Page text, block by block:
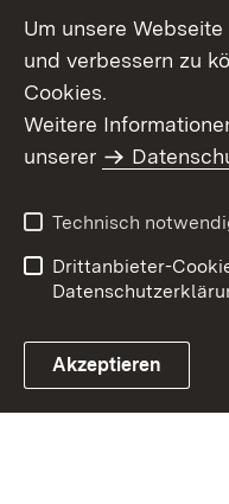
Um unsere
und verbessern zu
Cookies.
Weitere
unserer
Technisch
Drittanbieter-
Akzeptieren